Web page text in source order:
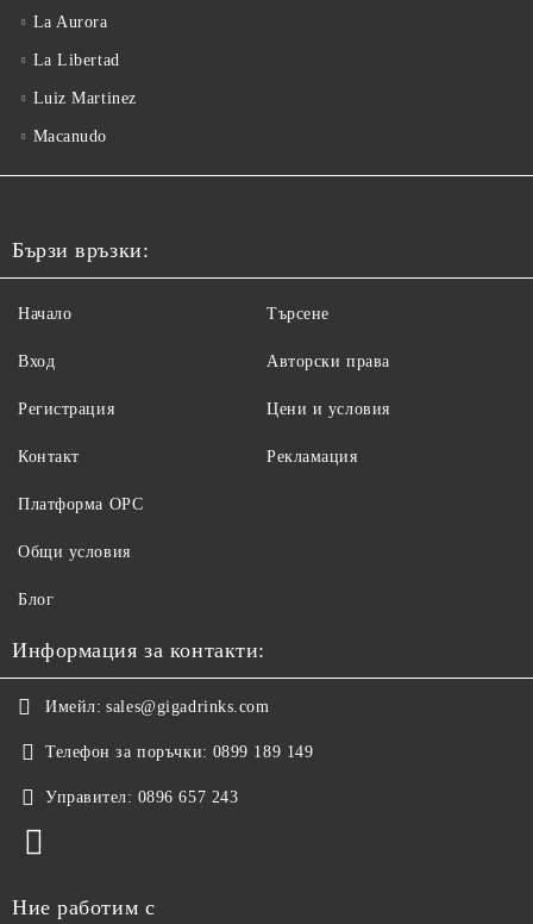
La Aurora
La Libertad
Luiz Martinez
Macanudo
Бързи връзки:
Начало
Вход
Регистрация
Контакт
Търсене
Авторски права
Цени и условия
Рекламация
Платформа ОРС
Общи условия
Блог
Информация за контакти:
Имейл: sales@gigadrinks.com
Телефон за поръчки: 0899 189 149
Управител: 0896 657 243
Ние работим с